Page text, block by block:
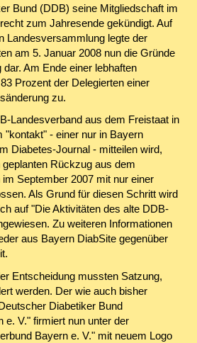
Bund (DDB) seine Mitgliedschaft im
zum Jahresende gekündigt. Auf
Landesversammlung legte der
am 5. Januar 2008 nun die Gründe
Am Ende einer lebhaften
Prozent der Delegierten einer
zu.
Landesverband aus dem Freistaat in
"kontakt" - einer nur in Bayern
Diabetes-Journal - mitteilen wird,
Rückzug aus dem
September 2007 mit nur einer
Als Grund für diesen Schritt wird
auf "Die Aktivitäten des alte DDB-
Zu weiteren Informationen
aus Bayern DiabSite gegenüber
Entscheidung mussten Satzung,
werden. Der wie auch bisher
Diabetiker Bund
e. V." firmiert nun unter der
Bayern e. V." mit neuem Logo